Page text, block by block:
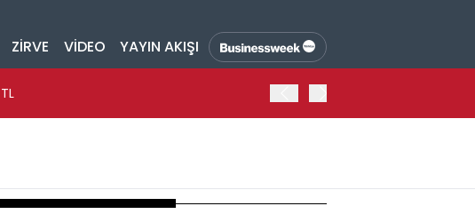
ZİRVE VİDEO YAYIN AKIŞI